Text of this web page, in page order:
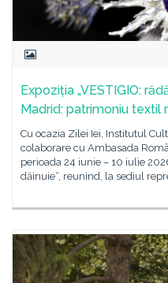
Expoziția „VESTIGIO:
Madrid: patrimoniu textil
Cu ocazia Zilei Iei, Institutul
colaborare cu Ambasada
perioada 24 iunie – 10 iulie
dăinuie“, reunind, la sediul